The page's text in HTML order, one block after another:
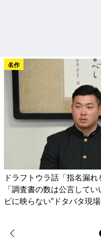
名作
ドラフトウラ話「指名漏
「調査書の数は公言して
ビに映らない”ドタバタ現